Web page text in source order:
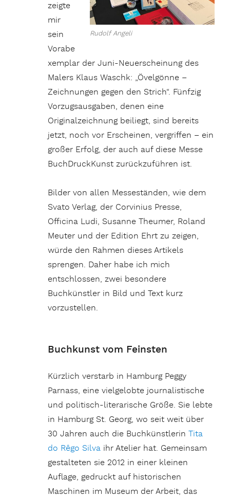
Rudolf Angeli
zeigte
mir
sein
Vorabe
xemplar der Juni-Neuerscheinung des
Malers Klaus Waschk: „Övelgönne –
Zeichnungen gegen den Strich“. Fünfzig
Vorzugsausgaben, denen eine
Originalzeichnung beiliegt, sind bereits
jetzt, noch vor Erscheinen, vergriffen – ein
großer Erfolg, der auch auf diese Messe
BuchDruckKunst zurückzuführen ist.
Bilder von allen Messeständen, wie dem
Svato Verlag, der Corvinius Presse,
Officina Ludi, Susanne Theumer, Roland
Meuter und der Edition Ehrt zu zeigen,
würde den Rahmen dieses Artikels
sprengen. Daher habe ich mich
entschlossen, zwei besondere
Buchkünstler in Bild und Text kurz
vorzustellen.
Buchkunst vom Feinsten
Kürzlich verstarb in Hamburg Peggy
Parnass, eine vielgelobte journalistische
und politisch-literarische Größe. Sie lebte
in Hamburg St. Georg, wo seit weit über
30 Jahren auch die BuchkünstlerinTita
do Rêgo Silva ihr Atelier hat. Gemeinsam
gestalteten sie 2012 in einer kleinen
Auflage, gedruckt auf historischen
Maschinen im Museum der Arbeit, das